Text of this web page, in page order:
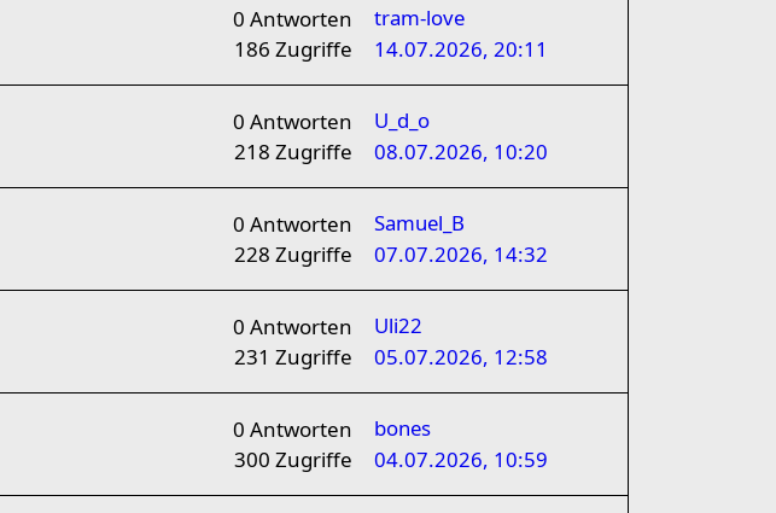
0Antworten
186Zugriffe
tram-love
14.07.2026, 20:11
0Antworten
218Zugriffe
U_d_o
08.07.2026, 10:20
0Antworten
228Zugriffe
Samuel_B
07.07.2026, 14:32
0Antworten
231Zugriffe
Uli22
05.07.2026, 12:58
0Antworten
300Zugriffe
bones
04.07.2026, 10:59